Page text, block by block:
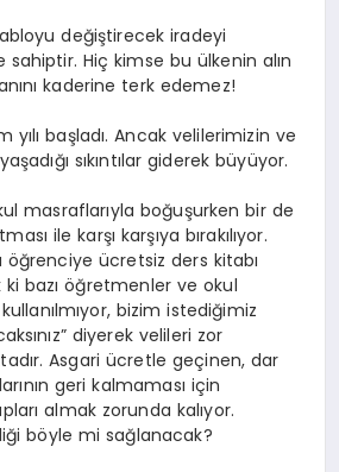
değiştirecek iradeyi
Hiç kimse bu ülkenin alın
kaderine terk edemez!
başladı. Ancak velilerimizin ve
sıkıntılar giderek büyüyor.
masraflarıyla boğuşurken bir de
ile karşı karşıya bırakılıyor.
ücretsiz ders kitabı
ki bazı öğretmenler ve okul
bizim istediğimiz
diyerek velileri zor
Asgari ücretle geçinen, dar
geri kalmaması için
almak zorunda kalıyor.
böyle mi sağlanacak?